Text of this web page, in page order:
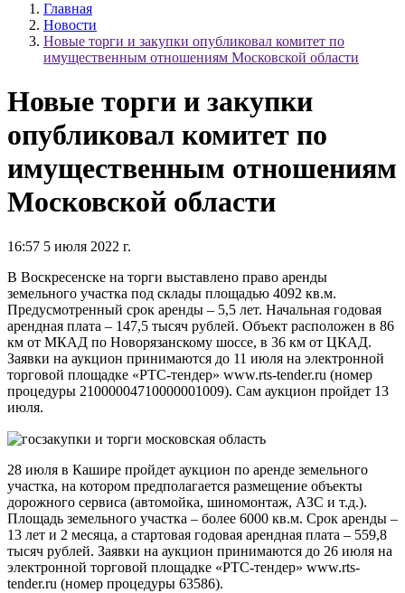
Главная
Новости
Новые торги и закупки опубликовал комитет по
имущественным отношениям Московской области
Новые торги и закупки
опубликовал комитет по
имущественным отношениям
Московской области
16:57 5 июля 2022 г.
В Воскресенске на торги выставлено право аренды
земельного участка под склады площадью 4092 кв.м.
Предусмотренный срок аренды – 5,5 лет. Начальная годовая
арендная плата – 147,5 тысяч рублей. Объект расположен в 86
км от МКАД по Новорязанскому шоссе, в 36 км от ЦКАД.
Заявки на аукцион принимаются до 11 июля на электронной
торговой площадке «РТС-тендер» www.rts-tender.ru (номер
процедуры 21000004710000001009). Сам аукцион пройдет 13
июля.
28 июля в Кашире пройдет аукцион по аренде земельного
участка, на котором предполагается размещение объекты
дорожного сервиса (автомойка, шиномонтаж, АЗС и т.д.).
Площадь земельного участка – более 6000 кв.м. Срок аренды –
13 лет и 2 месяца, а стартовая годовая арендная плата – 559,8
тысяч рублей. Заявки на аукцион принимаются до 26 июля на
электронной торговой площадке «РТС-тендер» www.rts-
tender.ru (номер процедуры 63586).